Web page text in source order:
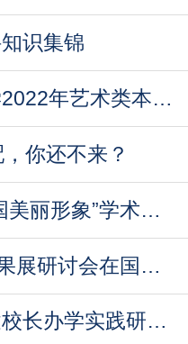
识集锦
广西农业职业技术大学2022年艺术类本科专业录
你还不来？
“艺术之力——共塑中国美丽形象”学术论坛即
“中国历代绘画大系”成果展研讨会在国家博物
北京市大兴区举办孙健校长办学实践研讨会